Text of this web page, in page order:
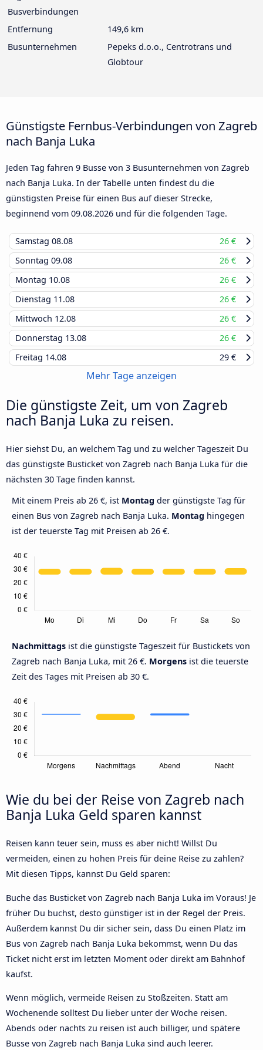
Busverbindungen
Entfernung
149,6 km
Busunternehmen
Pepeks d.o.o., Centrotrans und
Globtour
Günstigste Fernbus-Verbindungen von Zagreb
nach Banja Luka
Jeden Tag fahren 9 Busse von 3 Busunternehmen von Zagreb
nach Banja Luka. In der Tabelle unten findest du die
günstigsten Preise für einen Bus auf dieser Strecke,
beginnend vom 09.08.2026 und für die folgenden Tage.
Samstag 08.08
26 €
Sonntag 09.08
26 €
Montag 10.08
26 €
Dienstag 11.08
26 €
Mittwoch 12.08
26 €
Donnerstag 13.08
26 €
Freitag 14.08 29 €
Mehr Tage anzeigen
Die günstigste Zeit, um von Zagreb
nach Banja Luka zu reisen.
Hier siehst Du, an welchem Tag und zu welcher Tageszeit Du
das günstigste Busticket von Zagreb nach Banja Luka für die
nächsten 30 Tage finden kannst.
Mit einem Preis ab 26 €, ist Montag der günstigste Tag für
einen Bus von Zagreb nach Banja Luka. Montag hingegen
ist der teuerste Tag mit Preisen ab 26 €.
Nachmittags ist die günstigste Tageszeit für Bustickets von
Zagreb nach Banja Luka, mit 26 €. Morgens ist die teuerste
Zeit des Tages mit Preisen ab 30 €.
Wie du bei der Reise von Zagreb nach
Banja Luka Geld sparen kannst
Reisen kann teuer sein, muss es aber nicht! Willst Du
vermeiden, einen zu hohen Preis für deine Reise zu zahlen?
Mit diesen Tipps, kannst Du Geld sparen:
Buche das Busticket von Zagreb nach Banja Luka im Voraus! Je
früher Du buchst, desto günstiger ist in der Regel der Preis.
Außerdem kannst Du dir sicher sein, dass Du einen Platz im
Bus von Zagreb nach Banja Luka bekommst, wenn Du das
Ticket nicht erst im letzten Moment oder direkt am Bahnhof
kaufst.
Wenn möglich, vermeide Reisen zu Stoßzeiten. Statt am
Wochenende solltest Du lieber unter der Woche reisen.
Abends oder nachts zu reisen ist auch billiger, und spätere
Busse von Zagreb nach Banja Luka sind auch leerer.